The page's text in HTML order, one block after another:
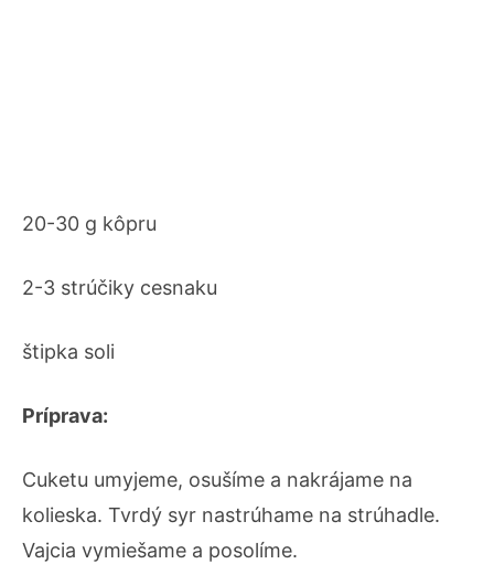
20-30 g kôpru
2-3 strúčiky cesnaku
štipka soli
Príprava:
Cuketu umyjeme, osušíme a nakrájame na
kolieska. Tvrdý syr nastrúhame na strúhadle.
Vajcia vymiešame a posolíme.